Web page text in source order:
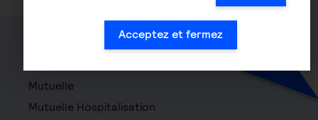
Mutuelle
Mutuelle Hospitalisation
Acceptez et fermez